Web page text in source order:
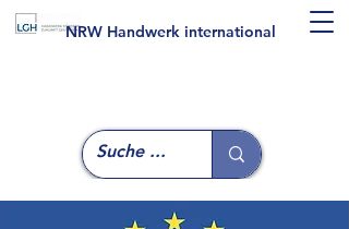
NRW Handwerk international